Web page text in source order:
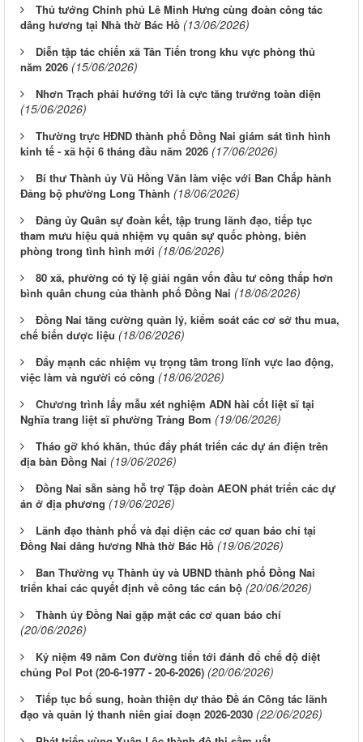
Thủ tướng Chính phủ Lê Minh Hưng cùng đoàn công tác
dâng hương tại Nhà thờ Bác Hồ (13/06/2026)
Diễn tập tác chiến xã Tân Tiến trong khu vực phòng thủ
năm 2026 (15/06/2026)
Nhơn Trạch phải hướng tới là cực tăng trưởng toàn diện
(15/06/2026)
Thường trực HĐND thành phố Đồng Nai giám sát tình hình
kinh tế - xã hội 6 tháng đầu năm 2026 (17/06/2026)
Bí thư Thành ủy Vũ Hồng Văn làm việc với Ban Chấp hành
Đảng bộ phường Long Thành (18/06/2026)
Đảng ủy Quân sự đoàn kết, tập trung lãnh đạo, tiếp tục
tham mưu hiệu quả nhiệm vụ quân sự quốc phòng, biên
phòng trong tình hình mới (18/06/2026)
80 xã, phường có tỷ lệ giải ngân vốn đầu tư công thấp hơn
bình quân chung của thành phố Đồng Nai (18/06/2026)
Đồng Nai tăng cường quản lý, kiểm soát các cơ sở thu mua,
chế biến dược liệu (18/06/2026)
Đẩy mạnh các nhiệm vụ trọng tâm trong lĩnh vực lao động,
việc làm và người có công (18/06/2026)
Chương trình lấy mẫu xét nghiệm ADN hài cốt liệt sĩ tại
Nghĩa trang liệt sĩ phường Trảng Bom (19/06/2026)
Tháo gỡ khó khăn, thúc đẩy phát triển các dự án điện trên
địa bàn Đồng Nai (19/06/2026)
Đồng Nai sẵn sàng hỗ trợ Tập đoàn AEON phát triển các dự
án ở địa phương (19/06/2026)
Lãnh đạo thành phố và đại diện các cơ quan báo chí tại
Đồng Nai dâng hương Nhà thờ Bác Hồ (19/06/2026)
Ban Thường vụ Thành ủy và UBND thành phố Đồng Nai
triển khai các quyết định về công tác cán bộ (20/06/2026)
Thành ủy Đồng Nai gặp mặt các cơ quan báo chí
(20/06/2026)
Kỷ niệm 49 năm Con đường tiến tới đánh đổ chế độ diệt
chủng Pol Pot (20-6-1977 - 20-6-2026) (20/06/2026)
Tiếp tục bổ sung, hoàn thiện dự thảo Đề án Công tác lãnh
đạo và quản lý thanh niên giai đoạn 2026-2030 (22/06/2026)